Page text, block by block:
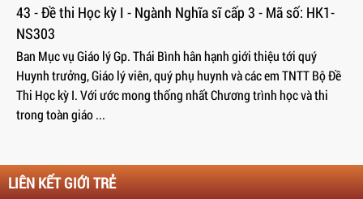
43 - Đề thi Học kỳ I - Ngành Nghĩa sĩ cấp 3 - Mã số: HK1-
NS303
Ban Mục vụ Giáo lý Gp. Thái Bình hân hạnh giới thiệu tới quý
Huynh trưởng, Giáo lý viên, quý phụ huynh và các em TNTT Bộ Đề
Thi Học kỳ I. Với ước mong thống nhất Chương trình học và thi
trong toàn giáo ...
LIÊN KẾT GIỚI TRẺ